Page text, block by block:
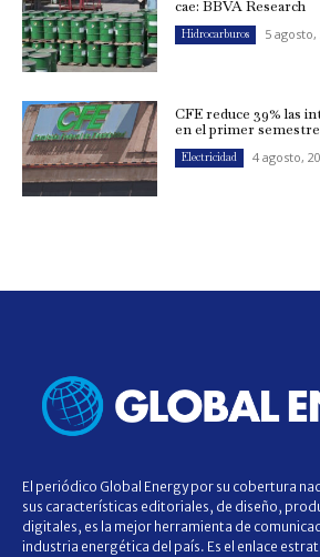
cae: BBVA Research
Hidrocarburos 5 agosto,
CFE reduce 39% las
en el primer semestre
Electricidad 4 agosto,
El periódico Global Energy por su cobertura
sus características editoriales, de diseño,
digitales, es la mejor herramienta de
industria energética del país. Es el enlace